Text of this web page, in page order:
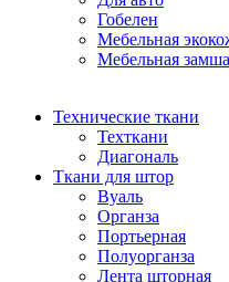
Гобелен
Мебельная
Мебельная замша
Технические ткани
Техткани
Диагональ
Ткани для штор
Вуаль
Органза
Портьерная
Полуорганза
Лента шторная